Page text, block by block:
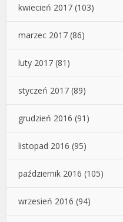
kwiecień 2017 (103)
marzec 2017 (86)
luty 2017 (81)
styczeń 2017 (89)
grudzień 2016 (91)
listopad 2016 (95)
październik 2016 (105)
wrzesień 2016 (94)